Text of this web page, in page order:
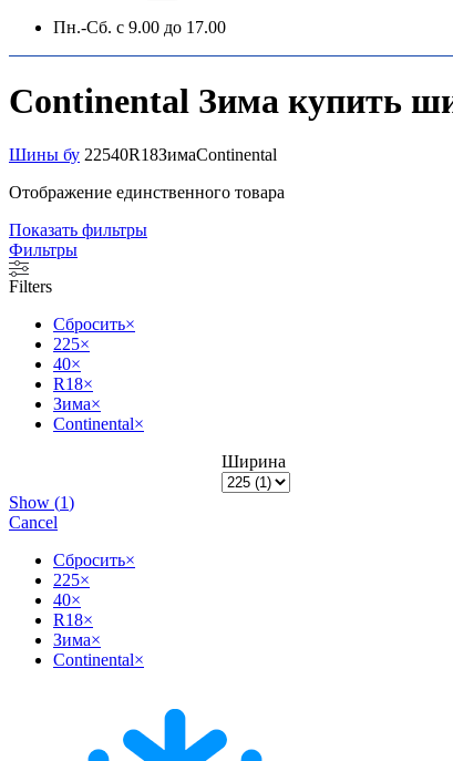
Пн.-Сб. с 9.00 до 17.00
Continental Зима купить
Шины бу 22540R18ЗимаContinental
Отображение единственного товара
Показать фильтры
Фильтры
Filters
Сбросить×
225×
40×
R18×
Зима×
Continental×
Ширина
Show (1)
Cancel
Сбросить×
225×
40×
R18×
Зима×
Continental×